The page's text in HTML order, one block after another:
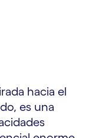
hacia el
es una